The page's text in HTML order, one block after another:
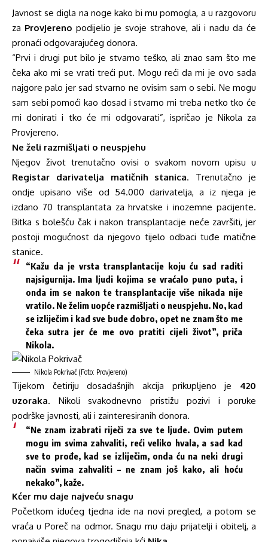
Javnost se digla na noge kako bi mu pomogla, a u razgovoru
za Provjereno podijelio je svoje strahove, ali i nadu da će
pronaći odgovarajućeg donora.
“Prvi i drugi put bilo je stvarno teško, ali znao sam što me
čeka ako mi se vrati treći put. Mogu reći da mi je ovo sada
najgore palo jer sad stvarno ne ovisim sam o sebi. Ne mogu
sam sebi pomoći kao dosad i stvarno mi treba netko tko će
mi donirati i tko će mi odgovarati”, ispričao je Nikola za
Provjereno.
Ne želi razmišljati o neuspjehu
Njegov život trenutačno ovisi o svakom novom upisu u
Registar darivatelja matičnih stanica. Trenutačno je
ondje upisano više od 54.000 darivatelja, a iz njega je
izdano 70 transplantata za hrvatske i inozemne pacijente.
Bitka s bolešću čak i nakon transplantacije neće završiti, jer
postoji mogućnost da njegovo tijelo odbaci tuđe matične
stanice.
“Kažu da je vrsta transplantacije koju ću sad raditi
najsigurnija. Ima ljudi kojima se vraćalo puno puta, i
onda im se nakon te transplantacije više nikada nije
vratilo. Ne želim uopće razmišljati o neuspjehu. No, kad
se izliječim i kad sve bude dobro, opet ne znam što me
čeka sutra jer će me ovo pratiti cijeli život”, priča
Nikola.
Nikola Pokrivač (Foto: Provjereno)
Tijekom četiriju dosadašnjih akcija prikupljeno je 420
uzoraka. Nikoli svakodnevno pristižu pozivi i poruke
podrške javnosti, ali i zainteresiranih donora.
“Ne znam izabrati riječi za sve te ljude. Ovim putem
mogu im svima zahvaliti, reći veliko hvala, a sad kad
sve to prođe, kad se izliječim, onda ću na neki drugi
način svima zahvaliti – ne znam još kako, ali hoću
nekako”, kaže.
Kćer mu daje najveću snagu
Početkom idućeg tjedna ide na novi pregled, a potom se
vraća u Poreč na odmor. Snagu mu daju prijatelji i obitelj, a